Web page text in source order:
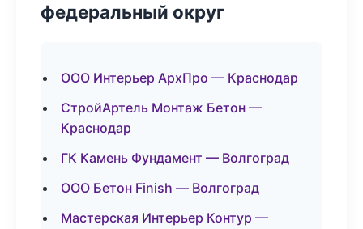
федеральный округ
ООО Интерьер АрхПро — Краснодар
СтройАртель Монтаж Бетон —
Краснодар
ГК Камень Фундамент — Волгоград
ООО Бетон Finish — Волгоград
Мастерская Интерьер Контур —